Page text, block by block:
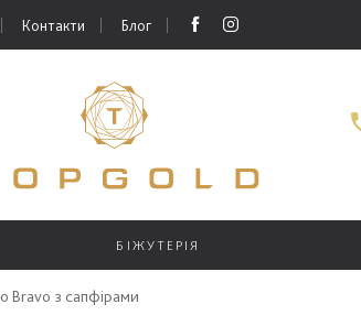
Контакти Блог
БІЖУТЕРІЯ
Bravo з сапфірами